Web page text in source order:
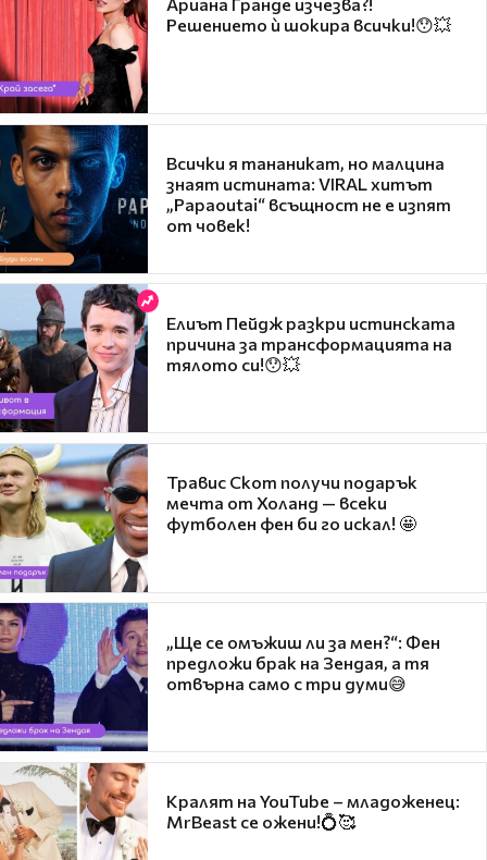
Решението ѝ шокира всички!😯💥
Всички я тананикат, но малцина
знаят истината: VIRAL хитът
„Papaoutai“ всъщност не е изпят
от човек!
Елиът Пейдж разкри истинската
причина за трансформацията на
тялото си!😯💥
Травис Скот получи подарък
мечта от Холанд — всеки
футболен фен би го искал! 🤩
„Ще се омъжиш ли за мен?“: Фен
предложи брак на Зендая, а тя
отвърна само с три думи😅
Кралят на YouTube – младоженец:
MrBeast се ожени!💍🥰